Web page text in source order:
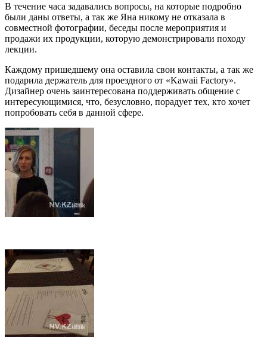
В течение часа задавались вопросы, на которые подробно
были даны ответы, а так же Яна никому не отказала в
совместной фотографии, беседы после мероприятия и
продажи их продукции, которую демонстрировали походу
лекции.
Каждому пришедшему она оставила свои контакты, а так же
подарила держатель для проездного от «Kawaii Factory».
Дизайнер очень заинтересована поддерживать общение с
интересующимися, что, безусловно, порадует тех, кто хочет
попробовать себя в данной сфере.